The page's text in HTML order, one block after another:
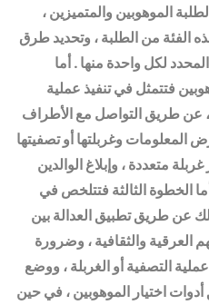
الموهوبين والمتميزين ،
الفئة من الطلبة ، وتحديد طرق
لكل واحدة منها . أما
فتتمثل في تنفيذ عملية
عن طريق التواصل مع الأطراف
المعلومات وغربلتها أو تصفيتها
متعددة ، وإبلاغ الوالدين
الخطوة الثالثة فتتلخص في
عن طريق تطبيق العدالة بين
العرقية والثقافية ، وضرورة
التصفية أو الغربلة ، ووضع
اختيار الموهوبين ، في حين